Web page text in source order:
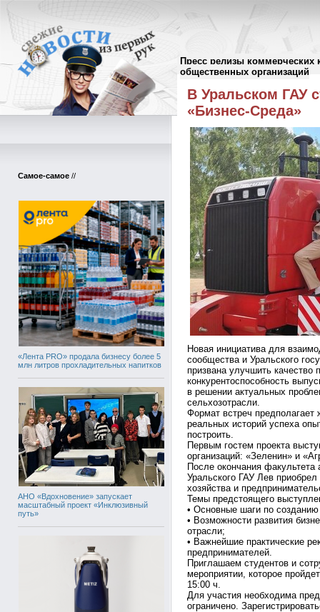
Пресс релизы коммерческих
общественных организаций
Самое-самое //
«Лента PRO» продала бизнесу более 5
млн литров прохладительных напитков
АНО «Вдохновение» запускает
масштабный проект «Инклюзивный
путь»
Пресс-релизы//
В Уральском ГАУ
«Бизнес-Среда»
Новая инициатива для
сообщества и Уральского
призвана улучшить качество
конкурентоспособность
в решении актуальных
сельхозотрасли.
Формат встреч
реальных историй успеха
построить.
Первым гостем проекта
организаций: «Зеленин» и
После окончания факультета
Уральского ГАУ Лев
хозяйства и
Темы предстоящего
• Основные шаги по созданию
• Возможности развития
отрасли;
• Важнейшие практические
предпринимателей.
Приглашаем студентов и
мероприятии, которое
15:00 ч.
Для участия необходима
ограничено.